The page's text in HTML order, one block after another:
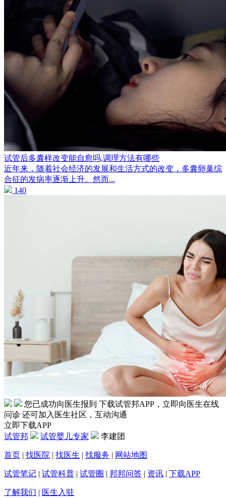
试管后多囊样改变能自愈吗,调理方法有哪些
近年来，随着社会经济的发展和生活方式的改变，多囊卵巢综
合征的发病率逐渐上升。然而...
140
您已成功向医生报到 下载试管邦APP，立即向医生在线
问诊 还可加入医生社区，互动沟通
立即下载APP
试管邦
试管婴儿专家 李建团
首页 | 找医院 | 找医生 | 找服务 | 网站地图
试管笔记 | 试管科普 | 试管圈 | 邦邦问答 | 资讯 | 下载APP
了解我们 | 医生入驻